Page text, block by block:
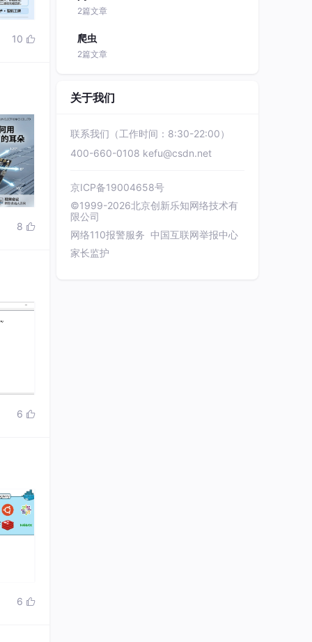
10 
8 
6 
6 
2篇文章
爬虫
2篇文章
关于我们
联系我们（工作时间：8:30-22:00）
400-660-0108 kefu@csdn.net
京ICP备19004658号
©1999-2026北京创新乐知网络技术有
限公司
网络110报警服务 中国互联网举报中心
家长监护